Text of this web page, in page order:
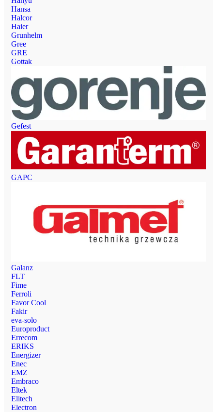
Hansa
Halcor
Haier
Grunhelm
Gree
GRE
Gottak
Gefest
GAPC
Galanz
FLT
Fime
Ferroli
Favor Cool
Fakir
eva-solo
Europroduct
Errecom
ERIKS
Energizer
Enec
EMZ
Embraco
Eltek
Elitech
Electron